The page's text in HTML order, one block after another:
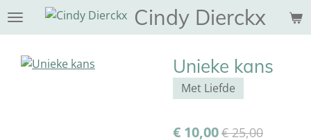
Ga
Cindy Dierckx
Unieke kans
Met Liefde
€ 10,00€ 25,00